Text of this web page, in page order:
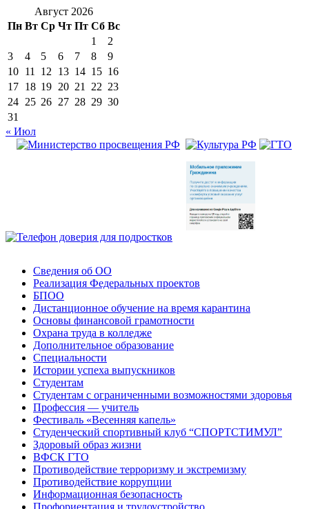
Август 2026
Пн Вт Ср Чт Пт Сб Вс
1
2
3
4 5 6 7 8
9
10 11 12 13 14 15 16
17 18 19 20 21 22 23
24 25 26 27 28 29 30
31
« Июл
Сведения об ОО
Реализация Федеральных проектов
БПОО
Дистанционное обучение на время карантина
Основы финансовой грамотности
Охрана труда в колледже
Дополнительное образование
Специальности
Истории успеха выпускников
Студентам
Студентам с ограниченными возможностями здоровья
Профессия — учитель
Фестиваль «Весенняя капель»
Студенческий спортивный клуб “СПОРТСТИМУЛ”
Здоровый образ жизни
ВФСК ГТО
Противодействие терроризму и экстремизму
Противодействие коррупции
Информационная безопасность
Профориентация и трудоустройство